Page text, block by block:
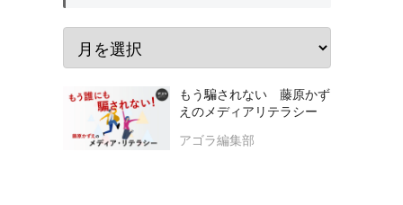
もう騙されない 藤原かず
えのメディアリテラシー
アゴラ編集部